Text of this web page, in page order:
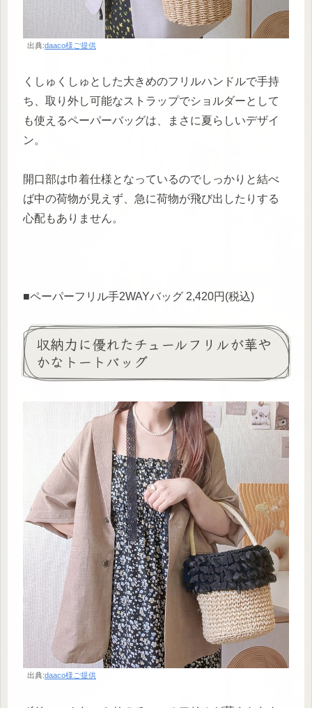
出典:daaco様ご提供
くしゅくしゅとした大きめのフリルハンドルで手持
ち、取り外し可能なストラップでショルダーとして
も使えるペーパーバッグは、まさに夏らしいデザイ
ン。
開口部は巾着仕様となっているのでしっかりと結べ
ば中の荷物が見えず、急に荷物が飛び出したりする
心配もありません。
■ペーパーフリル手2WAYバッグ 2,420円(税込)
収納力に優れたチュールフリルが華や
かなトートバッグ
出典:daaco様ご提供